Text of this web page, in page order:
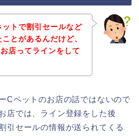
トで割引セールなど
とがあるんだけど、
店ってラインをして
Cペットのお店の話ではないので
店では、ライン登録をした後
引セールの情報が送られてくる